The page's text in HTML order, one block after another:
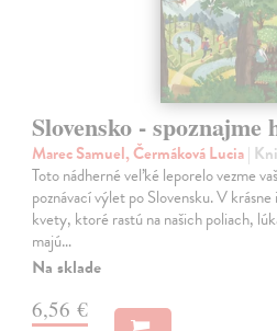
Slovensko - spoznajme
Marec Samuel, Čermáková Lucia|
Toto nádherné veľké leporelo vezme
poznávací výlet po Slovensku. V
kvety, ktoré rastú na našich poliach,
majú…
Na sklade
6,56 €